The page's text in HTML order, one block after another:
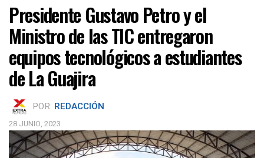
Presidente Gustavo Petro y el
Ministro de las TIC entregaron
equipos tecnológicos a estudiantes
de La Guajira
POR: REDACCIÓN
28 JUNIO, 2023